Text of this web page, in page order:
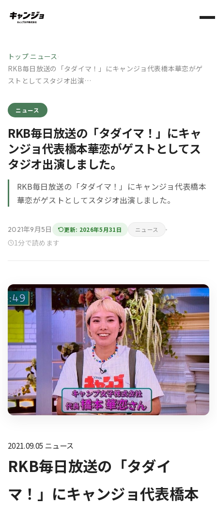
トップ›ニュース ›
RKB毎日放送の「タダイマ！」にキャンジョ代表橋本華恋がゲ
ストとしてスタジオ出演…
ニュース
RKB毎日放送の「タダイマ！」にキャ
ンジョ代表橋本華恋がゲストとしてス
タジオ出演しました。
RKB毎日放送の「タダイマ！」にキャンジョ代表橋本
華恋がゲストとしてスタジオ出演しました。
2021年9月5日 更新: 2026年5月31日 ニュース
1分で読めます
2021.09.05 ニュース
RKB毎日放送の「タダイ
マ！」にキャンジョ代表橋本